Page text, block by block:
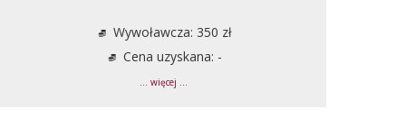
Wywoławcza: 350 zł
Cena uzyskana: -
... więcej ...